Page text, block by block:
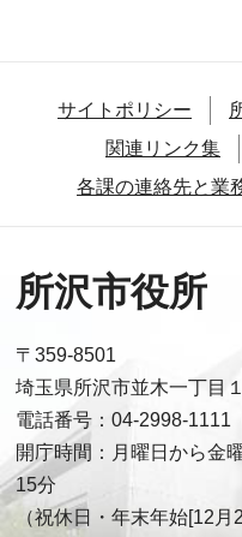
サイトポリシー
関連リンク集
各課の連絡先と業
所沢市役所
〒359-8501
埼玉県所沢市並木一丁目
電話番号：04-2998-1111
開庁時間：月曜日から金
15分
（祝休日・年末年始[12